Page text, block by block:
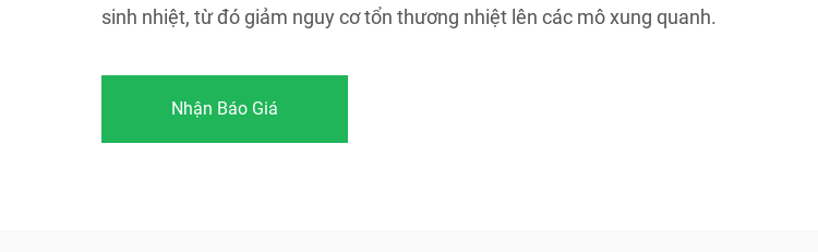
sinh nhiệt, từ đó giảm nguy cơ tổn thương nhiệt lên các mô xung quanh.
Nhận Báo Giá